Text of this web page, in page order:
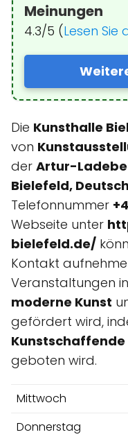
Meinungen
4.3/5 (Lesen Sie
Die Kunsthalle
von
der Artur-
Bielefeld,
Telefonnummer
Webseite unter
bielefeld.de/
Kontakt
Veranstaltungen
moderne Kunst
gefördert wird,
Kunstschaffende
geboten wird.
Mittwoch
Donnerstag